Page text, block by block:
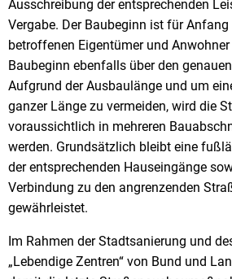
Ausschreibung der entsprechenden
Vergabe. Der Baubeginn ist für
betroffenen Eigentümer und
Baubeginn ebenfalls über den
Aufgrund der Ausbaulänge und um
ganzer Länge zu vermeiden, wird die
voraussichtlich in mehreren
werden. Grundsätzlich bleibt eine
der entsprechenden Hauseingänge
Verbindung zu den angrenzenden
gewährleistet.
Im Rahmen der Stadtsanierung und
„Lebendige Zentren“ von Bund und